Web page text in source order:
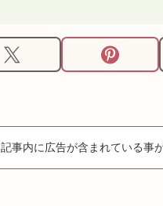
記事内に広告が含まれている事